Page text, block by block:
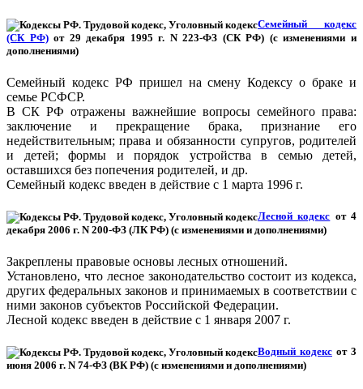
Семейный кодекс
(СК РФ)от 29 декабря 1995 г. N 223-ФЗ (СК РФ) (с изменениями и
дополнениями)
Семейный кодекс РФ пришел на смену Кодексу о браке и
семье РСФСР.
В СК РФ отражены важнейшие вопросы семейного права:
заключение и прекращение брака, признание его
недействительным; права и обязанности супругов, родителей
и детей; формы и порядок устройства в семью детей,
оставшихся без попечения родителей, и др.
Семейный кодекс введен в действие с 1 марта 1996 г.
Лесной кодекс от 4
декабря 2006 г. N 200-ФЗ (ЛК РФ) (с изменениями и дополнениями)
Закреплены правовые основы лесных отношений.
Установлено, что лесное законодательство состоит из кодекса,
других федеральных законов и принимаемых в соответствии с
ними законов субъектов Российской Федерации.
Лесной кодекс введен в действие с 1 января 2007 г.
Водный кодекс от 3
июня 2006 г. N 74-ФЗ (ВК РФ) (с изменениями и дополнениями)